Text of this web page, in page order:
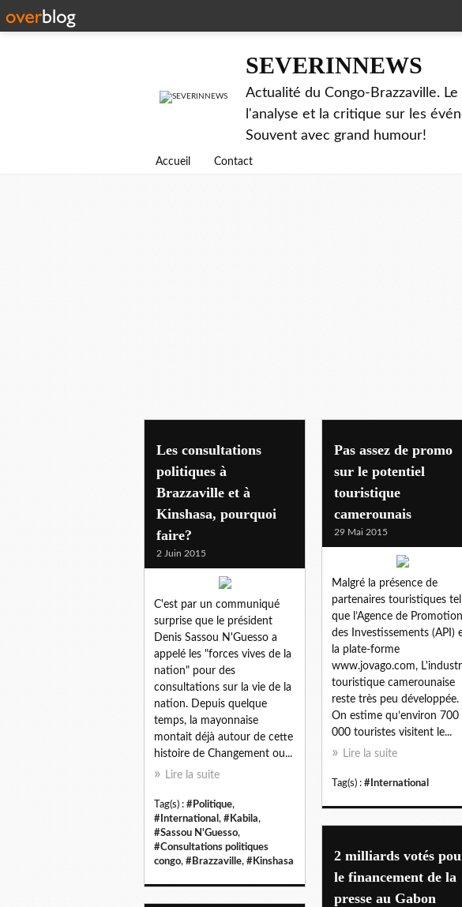
SEVERINNEWS
Actualité du Congo-Brazzaville.
l'analyse et la critique sur les
Souvent avec grand humour!
Accueil Contact
international
Les consultations
politiques à
Brazzaville et à
Kinshasa, pourquoi
faire?
2 Juin 2015
C'est par un communiqué
surprise que le président
Denis Sassou N'Guesso a
appelé les "forces vives de la
nation" pour des
consultations sur la vie de la
nation. Depuis quelque
temps, la mayonnaise
montait déjà autour de cette
histoire de Changement ou...
Lire la suite
Tag(s) : #Politique,
#International , #Kabila,
#Sassou N'Guesso,
#Consultations politiques
congo, #Brazzaville, #Kinshasa
Pas assez de promo
sur le potentiel
touristique
camerounais
29 Mai 2015
Malgré la présence de
partenaires touristiques tel
que l’Agence de Promotion
des Investissements (API)
la plate-forme
www.jovago.com,
touristique camerounaise
reste très peu développée.
On estime qu’environ 700
000 touristes visitent le...
Lire la suite
Tag(s) : #International
2 milliards votés
le financement de la
presse au Gabon